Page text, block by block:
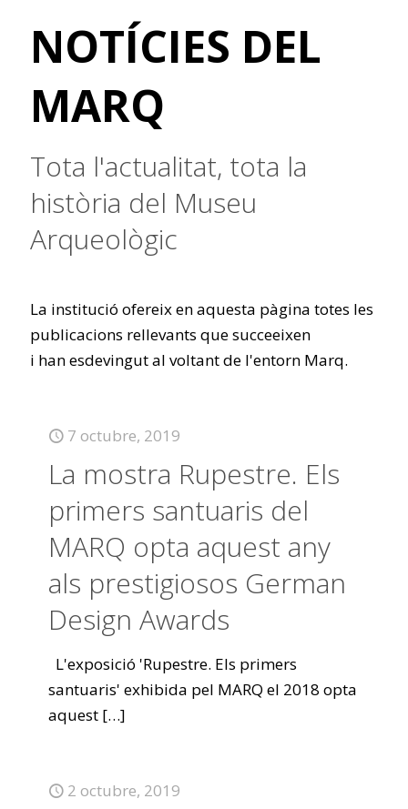
NOTÍCIES DEL
MARQ
Tota l'actualitat, tota la
història del Museu
Arqueològic
La institució ofereix en aquesta pàgina totes les
publicacions rellevants que succeeixen
i han esdevingut al voltant de l'entorn Marq.
7 octubre, 2019
La mostra Rupestre. Els
primers santuaris del
MARQ opta aquest any
als prestigiosos German
Design Awards
L'exposició 'Rupestre. Els primers
santuaris' exhibida pel MARQ el 2018 opta
aquest […]
2 octubre, 2019